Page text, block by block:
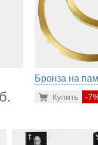
Бронза на
-
Купить